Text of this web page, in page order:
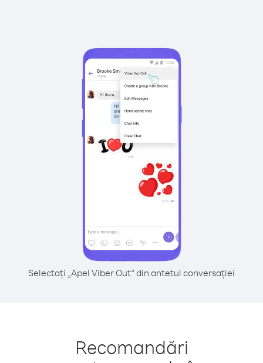
Selectați „Apel Viber Out” din antetul conversației
Recomandări